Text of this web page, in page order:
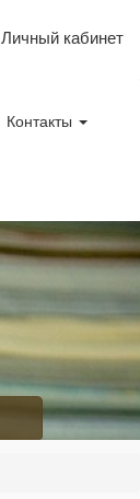
Личный кабинет
Контакты